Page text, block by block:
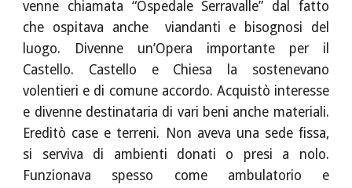
venne chiamata “Ospedale Serravalle” dal fatto
che ospitava anche viandanti e bisognosi del
luogo. Divenne un’Opera importante per il
Castello. Castello e Chiesa la sostenevano
volentieri e di comune accordo. Acquistò interesse
e divenne destinataria di vari beni anche materiali.
Ereditò case e terreni. Non aveva una sede fissa,
si serviva di ambienti donati o presi a nolo.
Funzionava spesso come ambulatorio e